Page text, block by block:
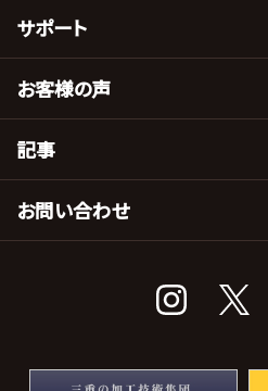
サポート
お客様の声
記事
お問い合わせ